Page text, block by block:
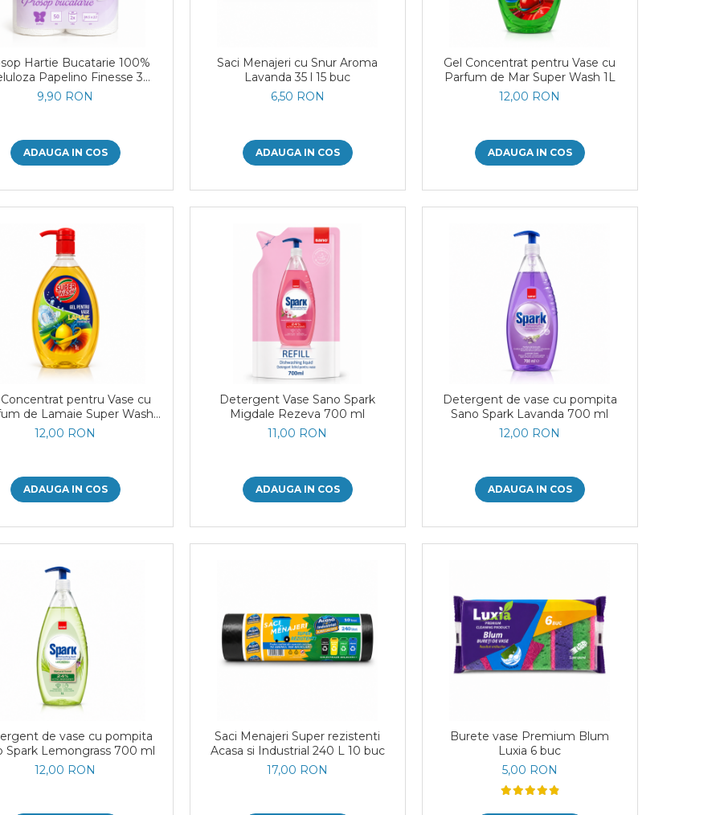
Hartie Bucatarie 100%
Papelino Finesse 3
Straturi 2 Role
9,90 RON
ADAUGA IN COS
Saci Menajeri cu Snur Aroma
Lavanda 35 l 15 buc
6,50 RON
ADAUGA IN COS
Gel Concentrat pentru Vase cu
Parfum de Mar Super Wash 1L
12,00 RON
ADAUGA IN COS
Concentrat pentru Vase cu
de Lamaie Super Wash
1L
12,00 RON
ADAUGA IN COS
Detergent Vase Sano Spark
Migdale Rezeva 700 ml
11,00 RON
ADAUGA IN COS
Detergent de vase cu pompita
Sano Spark Lavanda 700 ml
12,00 RON
ADAUGA IN COS
de vase cu pompita
Spark Lemongrass 700 ml
12,00 RON
Saci Menajeri Super rezistenti
Acasa si Industrial 240 L 10 buc
17,00 RON
Burete vase Premium Blum
Luxia 6 buc
5,00 RON